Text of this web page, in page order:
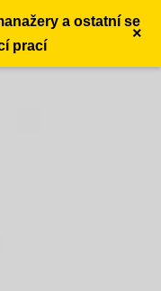
a ostatní se
prací
×